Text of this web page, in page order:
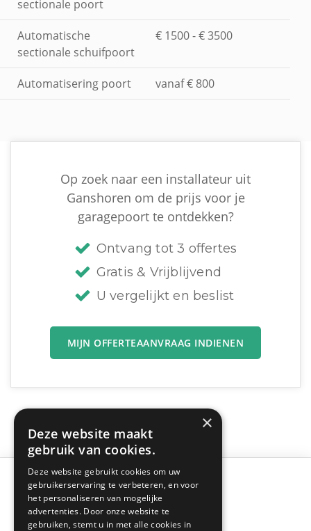
sectionale poort
Automatische
sectionale schuifpoort
€ 1500 - € 3500
Automatisering poort vanaf € 800
Op zoek naar een installateur uit
Ganshoren om de prijs voor je
garagepoort te ontdekken?
Ontvang tot 3 offertes
Gratis & Vrijblijvend
U vergelijkt en beslist
MIJN OFFERTEAANVRAAG INDIENEN
×
Deze website maakt
gebruik van cookies.
Deze website gebruikt cookies om uw
gebruikerservaring te verbeteren, en voor
het personaliseren van mogelijke
advertenties. Door onze website te
gebruiken, stemt u in met alle cookies in